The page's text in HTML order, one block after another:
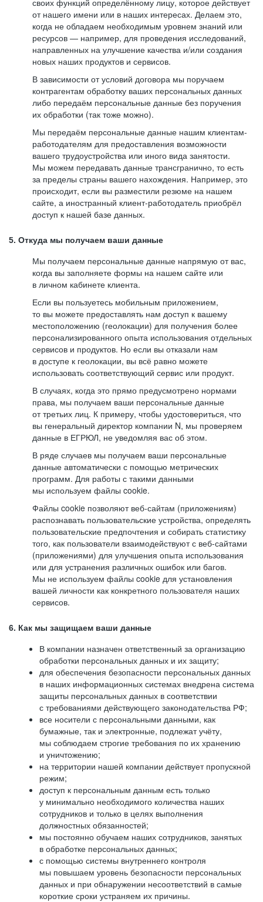
своих функций определённому лицу, которое действует
от нашего имени или в наших интересах. Делаем это,
когда не обладаем необходимым уровнем знаний или
ресурсов — например, для проведения исследований,
направленных на улучшение качества и/или создания
новых наших продуктов и сервисов.
В зависимости от условий договора мы поручаем
контрагентам обработку ваших персональных данных
либо передаём персональные данные без поручения
их обработки (так тоже можно).
Мы передаём персональные данные нашим клиентам-
работодателям для предоставления возможности
вашего трудоустройства или иного вида занятости.
Мы можем передавать данные трансгранично, то есть
за пределы страны вашего нахождения. Например, это
происходит, если вы разместили резюме на нашем
сайте, а иностранный клиент-работодатель приобрёл
доступ к нашей базе данных.
5. Откуда мы получаем ваши данные
Мы получаем персональные данные напрямую от вас,
когда вы заполняете формы на нашем сайте или
в личном кабинете клиента.
Если вы пользуетесь мобильным приложением,
то вы можете предоставлять нам доступ к вашему
местоположению (геолокации) для получения более
персонализированного опыта использования отдельных
сервисов и продуктов. Но если вы отказали нам
в доступе к геолокации, вы всё равно можете
использовать соответствующий сервис или продукт.
В случаях, когда это прямо предусмотрено нормами
права, мы получаем ваши персональные данные
от третьих лиц. К примеру, чтобы удостовериться, что
вы генеральный директор компании N, мы проверяем
данные в ЕГРЮЛ, не уведомляя вас об этом.
В ряде случаев мы получаем ваши персональные
данные автоматически с помощью метрических
программ. Для работы с такими данными
мы используем файлы cookie.
Файлы cookie позволяют веб-сайтам (приложениям)
распознавать пользовательские устройства, определять
пользовательские предпочтения и собирать статистику
того, как пользователи взаимодействуют с веб-сайтами
(приложениями) для улучшения опыта использования
или для устранения различных ошибок или багов.
Мы не используем файлы cookie для установления
вашей личности как конкретного пользователя наших
сервисов.
6. Как мы защищаем ваши данные
В компании назначен ответственный за организацию
обработки персональных данных и их защиту;
для обеспечения безопасности персональных данных
в наших информационных системах внедрена система
защиты персональных данных в соответствии
с требованиями действующего законодательства РФ;
все носители с персональными данными, как
бумажные, так и электронные, подлежат учёту,
мы соблюдаем строгие требования по их хранению
и уничтожению;
на территории нашей компании действует пропускной
режим;
доступ к персональным данным есть только
у минимально необходимого количества наших
сотрудников и только в целях выполнения
должностных обязанностей;
мы постоянно обучаем наших сотрудников, занятых
в обработке персональных данных;
с помощью системы внутреннего контроля
мы повышаем уровень безопасности персональных
данных и при обнаружении несоответствий в самые
короткие сроки устраняем их причины.